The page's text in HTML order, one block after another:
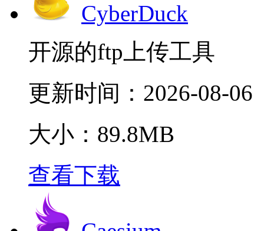
CyberDuck
开源的ftp上传工具
更新时间： 2026-08-06
大小：89.8MB
查看下载